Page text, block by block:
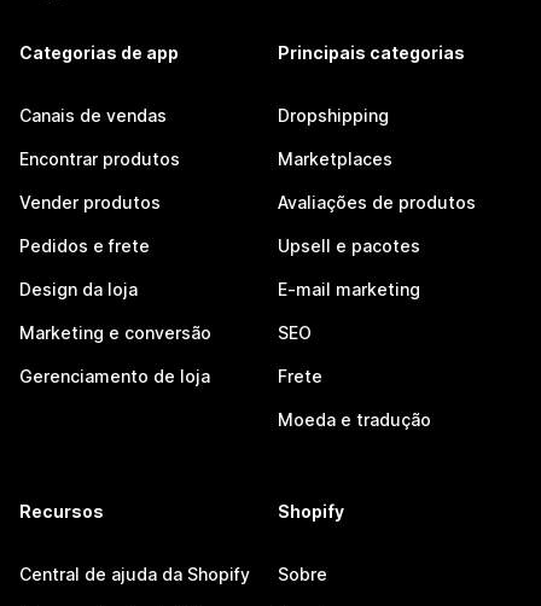
Categorias de app
Canais de vendas
Encontrar produtos
Vender produtos
Pedidos e frete
Design da loja
Marketing e conversão
Gerenciamento de loja
Principais categorias
Dropshipping
Marketplaces
Avaliações de produtos
Upsell e pacotes
E-mail marketing
SEO
Frete
Moeda e tradução
Recursos
Central de ajuda da Shopify
Shopify
Sobre